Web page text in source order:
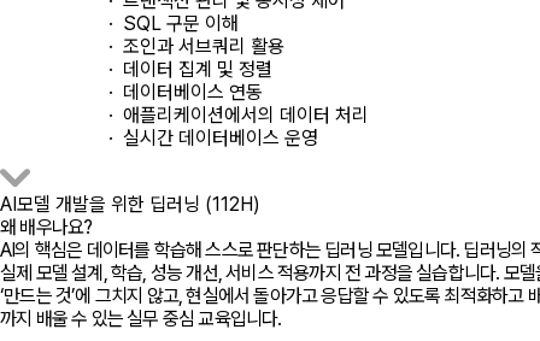
· SQL 구문 이해
· 조인과 서브쿼리 활용
· 데이터 집계 및 정렬
· 데이터베이스 연동
· 애플리케이션에서의 데이터 처리
· 실시간 데이터베이스 운영
AI모델 개발을 위한 딥러닝 (112H)
왜 배우나요?
AI의 핵심은 데이터를 학습해 스스로 판단하는 딥러닝 모델입니다. 딥러닝의
실제 모델 설계, 학습, 성능 개선, 서비스 적용까지 전 과정을 실습합니다. 모
‘만드는 것’에 그치지 않고, 현실에서 돌아가고 응답할 수 있도록 최적화하고
까지 배울 수 있는 실무 중심 교육입니다.